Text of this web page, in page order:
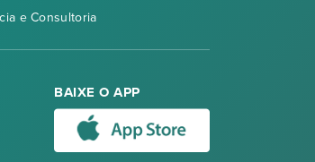
e Consultoria
BAIXE O APP